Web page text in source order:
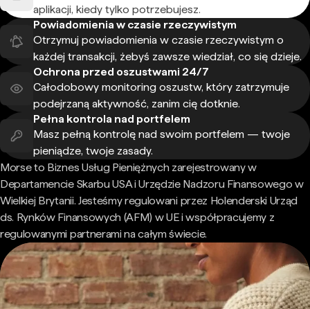
aplikacji, kiedy tylko potrzebujesz.
Powiadomienia w czasie rzeczywistym
Otrzymuj powiadomienia w czasie rzeczywistym o
każdej transakcji, żebyś zawsze wiedział, co się dzieje.
Ochrona przed oszustwami 24/7
Całodobowy monitoring oszustw, który zatrzymuje
podejrzaną aktywność, zanim cię dotknie.
Pełna kontrola nad portfelem
Masz pełną kontrolę nad swoim portfelem — twoje
pieniądze, twoje zasady.
Morse to Biznes Usług Pieniężnych zarejestrowany w
Departamencie Skarbu USA i Urzędzie Nadzoru Finansowego w
Wielkiej Brytanii. Jesteśmy regulowani przez Holenderski Urząd
ds. Rynków Finansowych (AFM) w UE i współpracujemy z
regulowanymi partnerami na całym świecie.